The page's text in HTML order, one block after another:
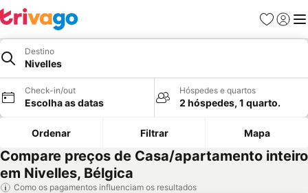
Favoritos
Iniciar
Destino
Nivelles
Check-in/out
Escolha as datas
Hóspedes e quartos
2 hóspedes, 1 quarto.
Ordenar Filtrar Mapa
Compare preços de Casa/apartamento inteiro
em Nivelles, Bélgica
Como os pagamentos influenciam os resultados